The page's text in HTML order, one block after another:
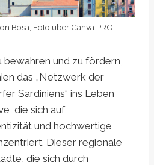
Bosa, Foto über Canva PRO
und zu fördern,
das „Netzwerk der
Sardiniens“ ins Leben
die sich auf
und hochwertige
Dieser regionale
die sich durch